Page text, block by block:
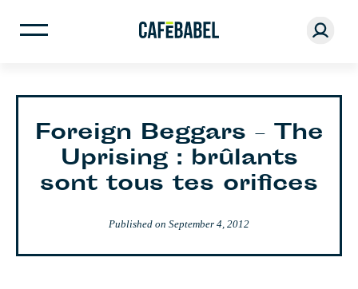
Foreign Beggars – The
Uprising : brûlants
sont tous tes orifices
Published on September 4, 2012